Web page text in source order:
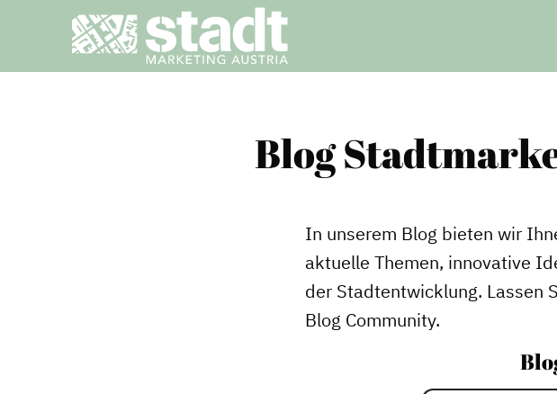
Blog
In unserem Blog bieten wir
aktuelle Themen, innovative
der Stadtentwicklung. Lassen
Blog Community.